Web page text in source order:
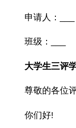
申请人：___
班级：___
大学生三评
尊敬的各位
你们好!